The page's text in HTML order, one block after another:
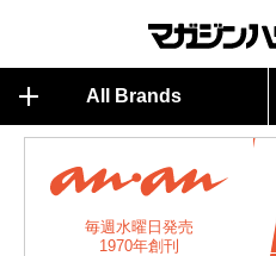
All Brands
毎週水曜日発売
1970年創刊